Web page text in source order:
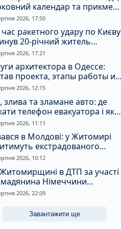
календар та прикмети
2026, 17:50
час ракетного удару по Києву
20-річний житель
2026, 17:21
архитектора в Одессе:
проекта, этапы работы и
2026, 12:15
злива та зламане авто: де
телефон евакуатора і як
на аферистів
2026, 11:11
в Молдові: у Житомирі
екстрадованого
за сурогатний спирт і
2026, 10:12
в ДТП за участі
Німеччини
двоє людей
2026, 22:09
Завантажити ще